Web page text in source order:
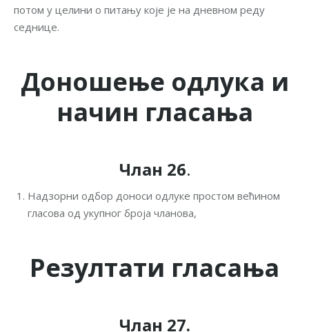
потом у целини о питању које је на дневном реду
седнице.
Доношење одлука и
начин гласања
Члан 26.
Надзорни одбор доноси одлуке простом већином
гласова од укупног броја чланова,
Резултати гласања
Члан 27.